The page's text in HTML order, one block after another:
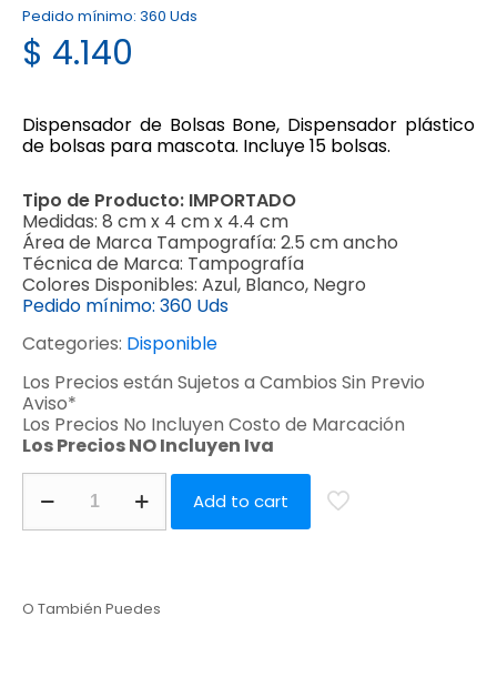
Pedido mínimo: 360 Uds
$ 4.140
Dispensador de Bolsas Bone, Dispensador plástico
de bolsas para mascota. Incluye 15 bolsas.
Tipo de Producto: IMPORTADO
Medidas: 8 cm x 4 cm x 4.4 cm
Área de Marca Tampografía: 2.5 cm ancho
Técnica de Marca: Tampografía
Colores Disponibles: Azul, Blanco, Negro
Pedido mínimo: 360 Uds
Categories: Disponible
Los Precios están Sujetos a Cambios Sin Previo
Aviso*
Los Precios No Incluyen Costo de Marcación
Los Precios NO Incluyen Iva
Add to cart
O También Puedes